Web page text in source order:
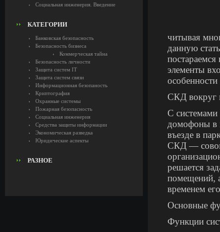
Социальная инженерия. Введение
КАТЕГОРИИ
Банковская безопасность
Безопасность бизнеса
Коммерческая тайна
Безопасность личности
Защита систем IT
Защита систем связи
Информационная безопаность
Криптография
Охранные системы
Пожарная безопасность
Социальная инженерия
Средства защиты информации
Экономическая разведка
Юридические аспекты
РАЗНОЕ
читывая
данную
постараемся
элементы
СКД вокруг
С системами
домофоны в
въезде в
СКД —
решается
помещений,
временем
Основные
Функции